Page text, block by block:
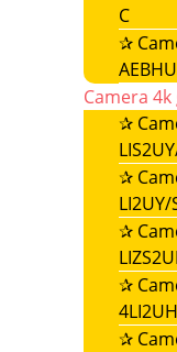
C
✰
Camera
✰
✰
LI2UY/
✰
✰
✰